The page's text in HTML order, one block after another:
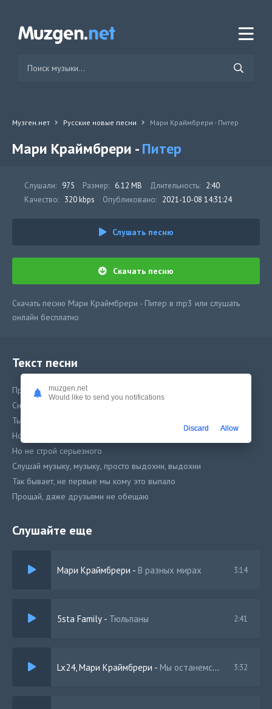
Музген.нет Русские новые песни Мари Краймбрери - Питер
Мари Краймбрери -Питер
Слушали: 975 Размер: 6.12 MB Длительность: 2:40
Качество: 320 kbps Опубликовано: 2021-10-08 14:31:24
Слушать песню
Скачать песню
Скачать песню Мари Краймбрери - Питер в mp3 или слушать
онлайн бесплатно
Текст песни
Проблемы всегда не по возрасту
Сначала рано, потом уже поздно все
Ты рад скандалу, а я рада звездам
Но пой со мной, стой со мной
Но не строй серьезного
Слушай музыку, музыку, просто выдохни, выдохни
Так бывает, не первые мы кому это выпало
Прощай, даже друзьями не обещаю
Слушайте еще
Мари Краймбрери - В разных мирах 3:14
5sta Family - Тюльпаны 2:41
Lx24, Мари Краймбрери - Мы останемся в городе одни 3:32
muzgen.net
Would like to send you notifications
Discard Allow